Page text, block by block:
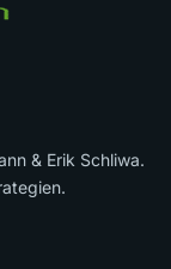
& Erik Schliwa.